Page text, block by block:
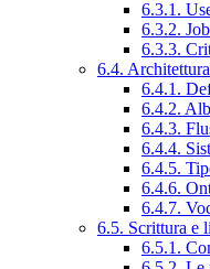
6.3.1.
6.3.2.
6.3.3.
6.4.
6.4.1.
6.4.2.
6.4.3.
6.4.4.
6.4.5.
6.4.6.
6.4.7.
6.5. Scrittura e
6.5.1.